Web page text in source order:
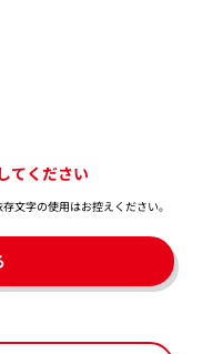
てください
文字の使用はお控えください。​